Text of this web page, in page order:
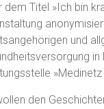
dem Titel »Ich bin
und
den